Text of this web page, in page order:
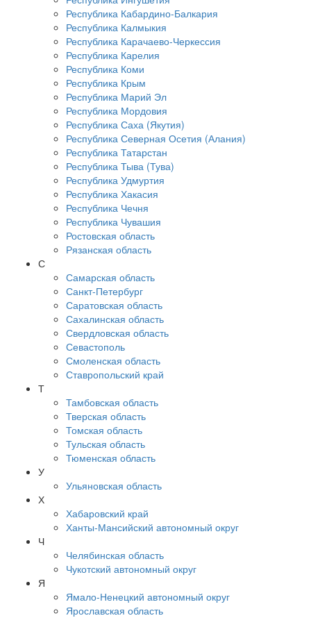
Республика Кабардино-Балкария
Республика Калмыкия
Республика Карачаево-Черкессия
Республика Карелия
Республика Коми
Республика Крым
Республика Марий Эл
Республика Мордовия
Республика Саха (Якутия)
Республика Северная Осетия (Алания)
Республика Татарстан
Республика Тыва (Тува)
Республика Удмуртия
Республика Хакасия
Республика Чечня
Республика Чувашия
Ростовская область
Рязанская область
С
Самарская область
Санкт-Петербург
Саратовская область
Сахалинская область
Свердловская область
Севастополь
Смоленская область
Ставропольский край
Т
Тамбовская область
Тверская область
Томская область
Тульская область
Тюменская область
У
Ульяновская область
Х
Хабаровский край
Ханты-Мансийский автономный округ
Ч
Челябинская область
Чукотский автономный округ
Я
Ямало-Ненецкий автономный округ
Ярославская область